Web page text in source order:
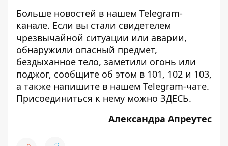
Больше новостей в нашем Telegram-
канале. Если вы стали свидетелем
чрезвычайной ситуации или аварии,
обнаружили опасный предмет,
бездыханное тело, заметили огонь или
поджог, сообщите об этом в 101, 102 и 103,
а также напишите в нашем Telegram-чате.
Присоединиться к нему можно ЗДЕСЬ.
Александра Апреутес